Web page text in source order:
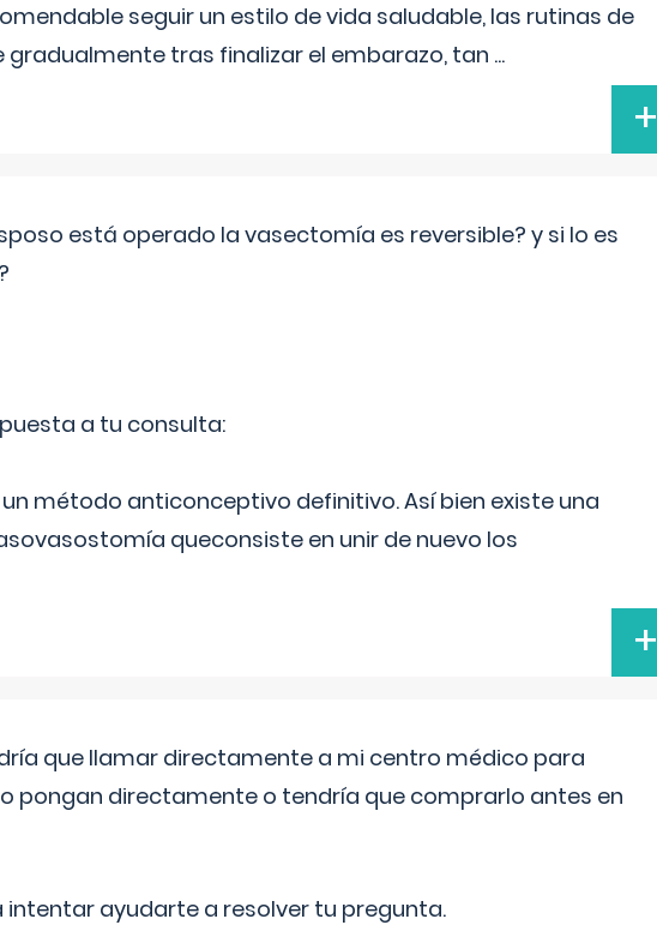
seguir un estilo de vida saludable, las rutinas de
gradualmente tras finalizar el embarazo, tan ...
+
está operado la vasectomía es reversible? y si lo es
a tu consulta:
método anticonceptivo definitivo. Así bien existe una
queconsiste en unir de nuevo los
+
que llamar directamente a mi centro médico para
pongan directamente o tendría que comprarlo antes en
intentar ayudarte a resolver tu pregunta.